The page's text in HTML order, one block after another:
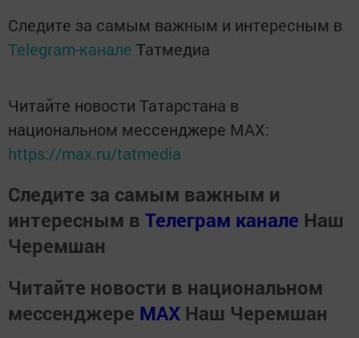
Следите за самым важным и интересным в
Telegram-канале Татмедиа
Читайте новости Татарстана в
национальном мессенджере MАХ:
https://max.ru/tatmedia
Следите за самым важным и
интересным в Телеграм канале Наш
Черемшан
Читайте новости в национальном
мессенджере MАХ Наш Черемшан